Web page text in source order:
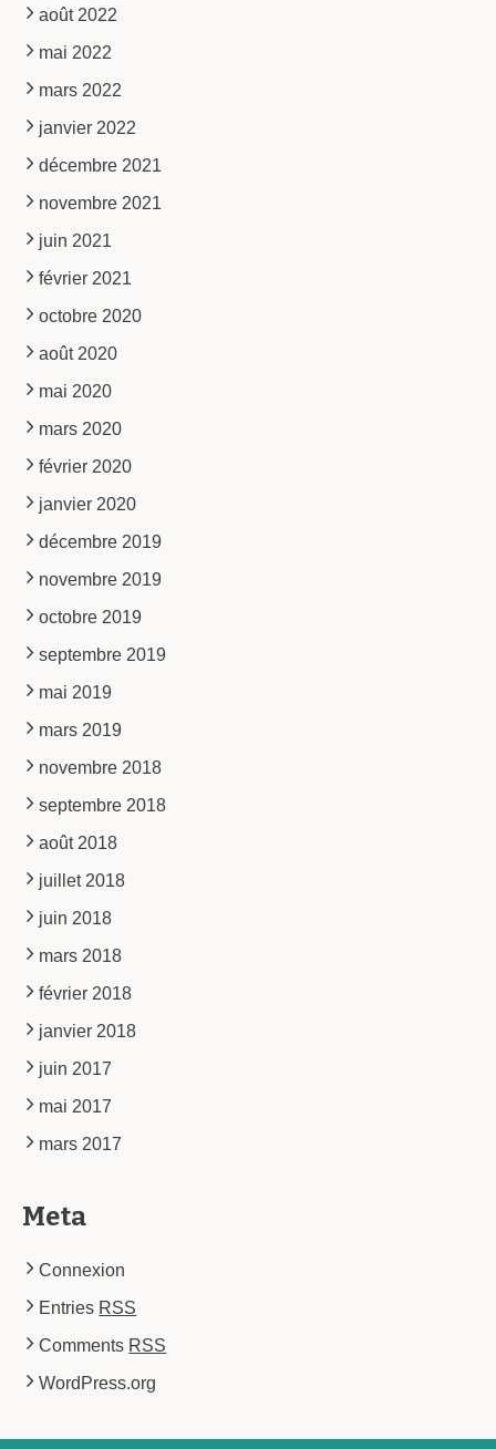
août 2022
mai 2022
mars 2022
janvier 2022
décembre 2021
novembre 2021
juin 2021
février 2021
octobre 2020
août 2020
mai 2020
mars 2020
février 2020
janvier 2020
décembre 2019
novembre 2019
octobre 2019
septembre 2019
mai 2019
mars 2019
novembre 2018
septembre 2018
août 2018
juillet 2018
juin 2018
mars 2018
février 2018
janvier 2018
juin 2017
mai 2017
mars 2017
Meta
Connexion
Entries RSS
Comments RSS
WordPress.org